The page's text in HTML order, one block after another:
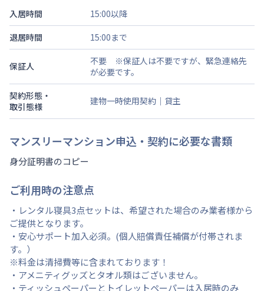
入居時間
15:00以降
退居時間
15:00まで
保証人
不要 ※保証人は不要ですが、緊急連絡先
が必要です。
契約形態・
取引態様
建物一時使用契約｜貸主
マンスリーマンション申込・契約に必要な書類
身分証明書のコピー
ご利用時の注意点
・レンタル寝具3点セットは、希望された場合のみ業者様から
ご提供となります。
・安心サポート加入必須。(個人賠償責任補償が付帯されま
す。）
※料金は清掃費等に含まれております！
・アメニティグッズとタオル類はございません。
・ティッシュペーパーとトイレットペーパーは入居時のみ